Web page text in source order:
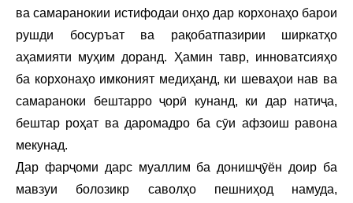
ва самаранокии истифодаи онҳо дар корхонаҳо барои
рушди босуръат ва рақобатпазирии ширкатҳо
аҳамияти муҳим доранд. Ҳамин тавр, инноватсияҳо
ба корхонаҳо имконият медиҳанд, ки шеваҳои нав ва
самараноки бештарро ҷорӣ кунанд, ки дар натиҷа,
бештар роҳат ва даромадро ба сӯи афзоиш равона
мекунад.
Дар фарҷоми дарс муаллим ба донишҷӯён доир ба
мавзуи болозикр саволҳо пешниҳод намуда,